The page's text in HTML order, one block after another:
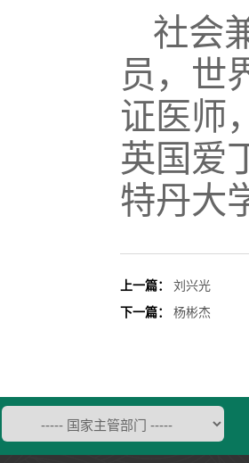
社会
员，世
证医师
英国爱
特丹大
上一篇：
刘兴光
下一篇：
杨彬杰